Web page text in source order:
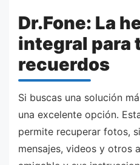
Dr.Fone: La
integral para
recuerdos
Si buscas una solución
una excelente opción.
permite recuperar fotos,
mensajes, videos y otros